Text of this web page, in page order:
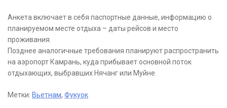
Анкета включает в себя паспортные данные, информацию о
планируемом месте отдыха – даты рейсов и место
проживания.
Позднее аналогичные требования планируют распространить
на аэропорт Камрань, куда прибывает основной поток
отдыхающих, выбравших Нячанг или Муйне.
Метки: Вьетнам, Фукуок